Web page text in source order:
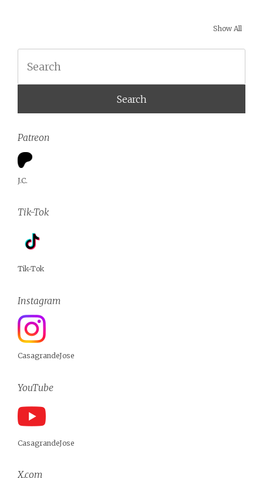
Show All
Patreon
J.C.
Tik-Tok
Tik-Tok
Instagram
CasagrandeJose
YouTube
CasagrandeJose
X.com